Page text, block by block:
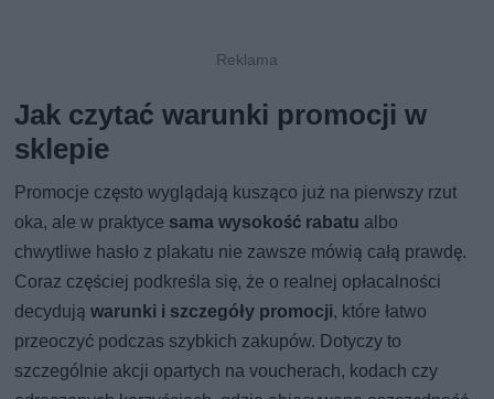
Jak czytać warunki promocji w
sklepie
Promocje często wyglądają kusząco już na pierwszy rzut
oka, ale w praktyce sama wysokość rabatu albo
chwytliwe hasło z plakatu nie zawsze mówią całą prawdę.
Coraz częściej podkreśla się, że o realnej opłacalności
decydująwarunki i szczegóły promocji, które łatwo
przeoczyć podczas szybkich zakupów. Dotyczy to
szczególnie akcji opartych na voucherach, kodach czy